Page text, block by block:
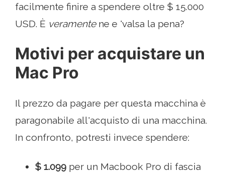
facilmente finire a spendere oltre $ 15.000
USD. È veramentene e 'valsa la pena?
Motivi per acquistare un
Mac Pro
Il prezzo da pagare per questa macchina è
paragonabile all'acquisto di una macchina.
In confronto, potresti invece spendere:
$ 1.099 per un Macbook Pro di fascia